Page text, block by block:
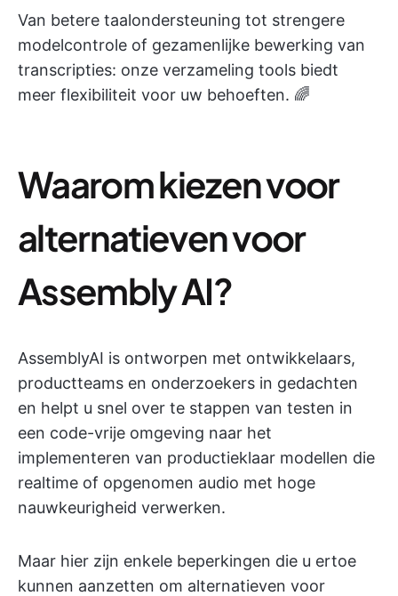
Van betere taalondersteuning tot strengere
modelcontrole of gezamenlijke bewerking van
transcripties: onze verzameling tools biedt
meer flexibiliteit voor uw behoeften. 🌈
Waarom kiezen voor
alternatieven voor
Assembly AI?
AssemblyAI is ontworpen met ontwikkelaars,
productteams en onderzoekers in gedachten
en helpt u snel over te stappen van testen in
een code-vrije omgeving naar het
implementeren van productieklaar modellen die
realtime of opgenomen audio met hoge
nauwkeurigheid verwerken.
Maar hier zijn enkele beperkingen die u ertoe
kunnen aanzetten om alternatieven voor